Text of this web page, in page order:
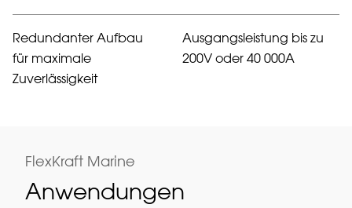
Redundanter Aufbau
für maximale
Zuverlässigkeit
Ausgangsleistung bis zu
200V oder 40 000A
Anwendungen
FlexKraft Marine